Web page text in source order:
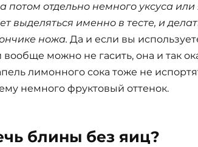
потом отдельно немного уксуса
выделяться именно в тесте, и
ножа. Да и если вы
можно не гасить, она и так
лимонного сока тоже не
немного фруктовый оттенок.
блины без яиц?